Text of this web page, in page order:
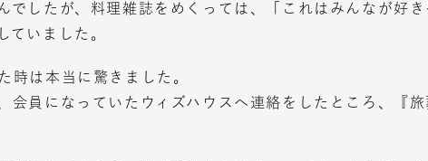
でしたが、料理雑誌をめくっては、「これはみんなが好
ていました。
時は本当に驚きました。
会員になっていたウィズハウスへ連絡をしたところ、『旅